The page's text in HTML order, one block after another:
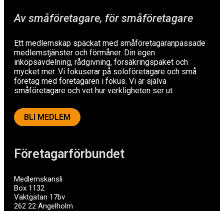
Företagarförbundet
Medlemskansli
Box 1132
Vaktgatan 17bv
262 22 Ängelholm
Av småföretagare, för småföretagare
Ett medlemskap späckat med småföretagaranpassade
medlemstjänster och förmåner. Din egen
inköpsavdelning, rådgivning, försäkringspaket och
mycket mer. Vi fokuserar på soloföretagare och små
företag med företagaren i fokus. Vi är själva
småföretagare och vet hur verkligheten ser ut.
BLI MEDLEM